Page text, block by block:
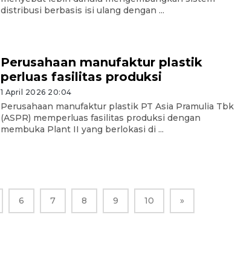
distribusi berbasis isi ulang dengan ...
Perusahaan manufaktur plastik
perluas fasilitas produksi
1 April 2026 20:04
Perusahaan manufaktur plastik PT Asia Pramulia Tbk
(ASPR) memperluas fasilitas produksi dengan
membuka Plant II yang berlokasi di ...
6 7 8 9 10 »